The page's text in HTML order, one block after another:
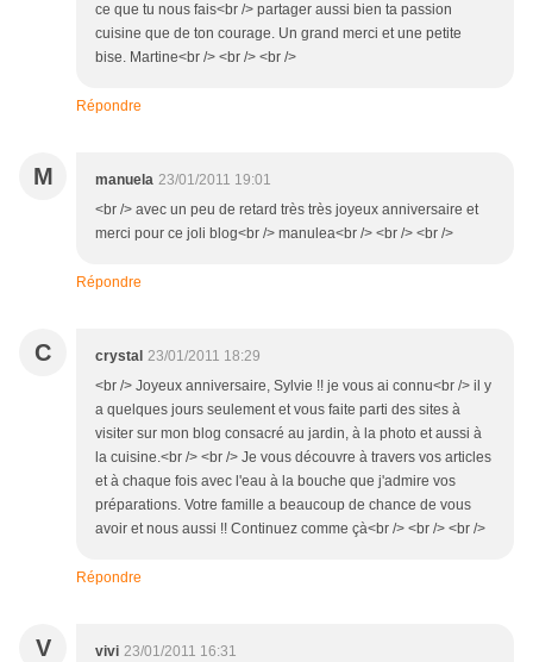
ce que tu nous fais<br /> partager aussi bien ta passion
cuisine que de ton courage. Un grand merci et une petite
bise. Martine<br /> <br /> <br />
Répondre
M manuela 23/01/2011 19:01
<br /> avec un peu de retard très très joyeux anniversaire et
merci pour ce joli blog<br /> manulea<br /> <br /> <br />
Répondre
C crystal 23/01/2011 18:29
<br /> Joyeux anniversaire, Sylvie !! je vous ai connu<br /> il y
a quelques jours seulement et vous faite parti des sites à
visiter sur mon blog consacré au jardin, à la photo et aussi à
la cuisine.<br /> <br /> Je vous découvre à travers vos articles
et à chaque fois avec l'eau à la bouche que j'admire vos
préparations. Votre famille a beaucoup de chance de vous
avoir et nous aussi !! Continuez comme çà<br /> <br /> <br />
Répondre
V vivi 23/01/2011 16:31